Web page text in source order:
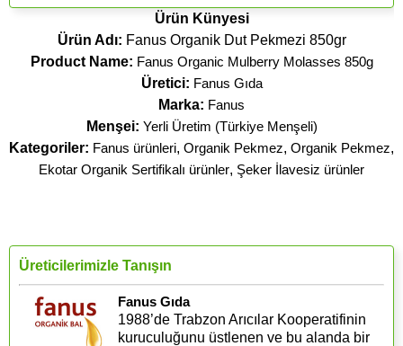
Ürün Künyesi
Ürün Adı: Fanus Organik Dut Pekmezi 850gr
Product Name: Fanus Organic Mulberry Molasses 850g
Üretici: Fanus Gıda
Marka: Fanus
Menşei: Yerli Üretim (Türkiye Menşeli)
Kategoriler: Fanus ürünleri, Organik Pekmez, Organik Pekmez,
Ekotar Organik Sertifikalı ürünler, Şeker İlavesiz ürünler
Üreticilerimizle Tanışın
Fanus Gıda
1988’de Trabzon Arıcılar Kooperatifinin
kuruculuğunu üstlenen ve bu alanda bir